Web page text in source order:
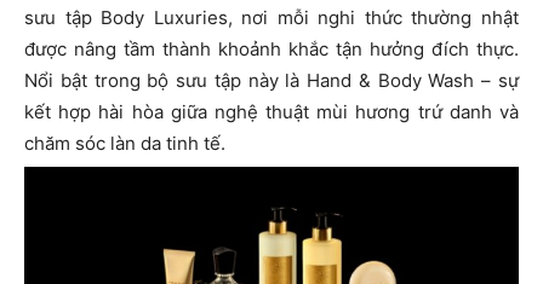
sưu tập Body Luxuries, nơi mỗi nghi thức thường nhật
được nâng tầm thành khoảnh khắc tận hưởng đích thực.
Nổi bật trong bộ sưu tập này là Hand & Body Wash – sự
kết hợp hài hòa giữa nghệ thuật mùi hương trứ danh và
chăm sóc làn da tinh tế.